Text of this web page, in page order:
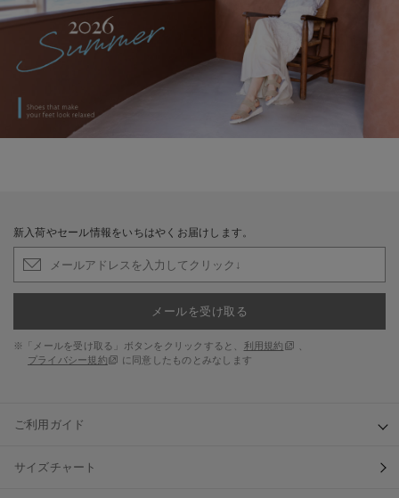
新入荷やセール情報をいちはやくお届けします。
メールを受け取る
※「メールを受け取る」ボタンをクリックすると、 利用規約
プライバシー規約
に同意したものとみなします
ご利用ガイド
サイズチャート